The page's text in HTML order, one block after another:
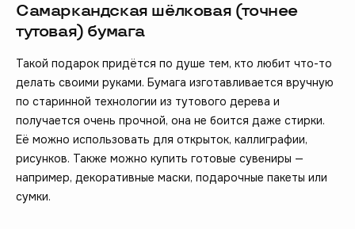
Самаркандская шёлковая (точнее
тутовая) бумага
Такой подарок придётся по душе тем, кто любит что-то
делать своими руками. Бумага изготавливается вручную
по старинной технологии из тутового дерева и
получается очень прочной, она не боится даже стирки.
Её можно использовать для открыток, каллиграфии,
рисунков. Также можно купить готовые сувениры —
например, декоративные маски, подарочные пакеты или
сумки.